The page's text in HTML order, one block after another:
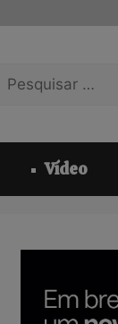
por:
Vídeo